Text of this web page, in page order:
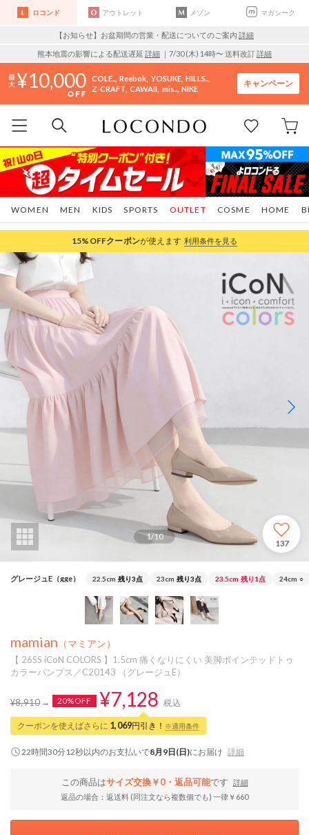
ロコンド アウトレット メゾン マガシーク
【お知らせ】お盆期間の営業・配送についてのご案内 詳細
熊本地震の影響による配送遅延 詳細 ｜7/30 (木) 14時〜 送料改訂詳細
10,000 COLE.. Reebok YOSUKE HILLS..
Z-CRAFT CAWAII mis.. NIKE
キャンペーン
WOMEN MEN KIDS SPORTS COSME HOME
OUTLET
15%OFFクーポンが使えます 利用条件を見る
1/10
137
グレージュE（gge） 22.5cm 残り3点 23cm 残り3点 23.5cm 残り1点 24cm ○
mamian （マミアン）
【 26SS iCoN COLORS 】1.5cm 痛くなりにくい 美脚ポインテッドトゥ
カラーパンプス／C20143 （グレージュE）
¥8,910 20%OFF ¥7,128 税込
クーポンを使えばさらに 1,069円引き！ ※適用条件
22時間30分12秒以内のお支払いで8月9日(日)にお届け 詳細
この商品はサイズ交換￥0・返品可能です
詳細
返品の場合：返送料 (同注文なら複数個でも) 一律￥660